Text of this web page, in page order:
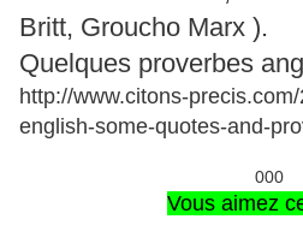
Britt, Groucho Marx ).
Quelques proverbes
http://www.citons-
english-some-quotes-and-
000
Vous aimez